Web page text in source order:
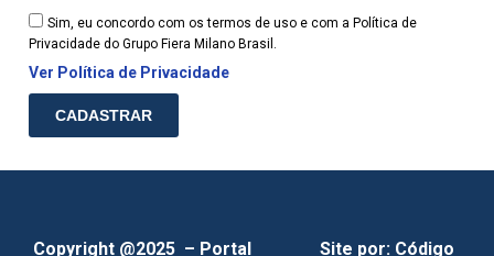
Sim, eu concordo com os termos de uso e com a Política de
Privacidade do Grupo Fiera Milano Brasil.
Ver Política de Privacidade
CADASTRAR
Copyright @2025 – Portal Site por: Código